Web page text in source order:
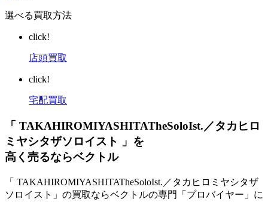
選べる買取方法
click!
店頭買取
click!
宅配買取
「 TAKAHIROMIYASHITATheSoloIst.／タカヒロ
ミヤシタザソロイスト 」を
高く売るならベクトル
「 TAKAHIROMIYASHITATheSoloIst.／タカヒロミヤシタザ
ソロイスト」の買取ならベクトルの専門「プロバイヤー」に